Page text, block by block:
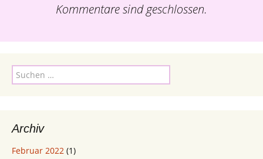
Kommentare sind geschlossen.
Suchen
nach:
Archiv
Februar 2022 (1)